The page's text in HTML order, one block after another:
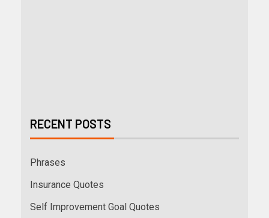
RECENT POSTS
Phrases
Insurance Quotes
Self Improvement Goal Quotes